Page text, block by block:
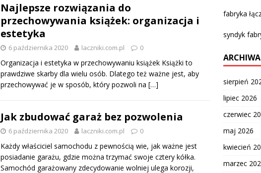
Najlepsze rozwiązania do
przechowywania książek: organizacja i
estetyka
6 października 2020 laczniki.com.pl 0
Organizacja i estetyka w przechowywaniu książek Książki to
prawdziwe skarby dla wielu osób. Dlatego też ważne jest, aby
przechowywać je w sposób, który pozwoli na […]
Jak zbudować garaż bez pozwolenia
6 października 2020 laczniki.com.pl 0
Każdy właściciel samochodu z pewnością wie, jak ważne jest
posiadanie garażu, gdzie można trzymać swoje cztery kółka.
Samochód garażowany zdecydowanie wolniej ulega korozji,
fabryka
syndyk
ARCHIWA
sierpień
lipiec 2026
czerwiec
maj 2026
kwiecień
marzec